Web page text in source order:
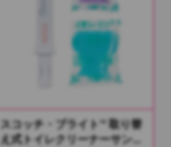
スコッチ・ブライト™ 取り替
え式トイレクリーナーサンプ